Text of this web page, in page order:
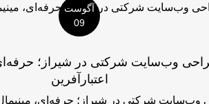
آگوست
09
وب‌سایت شرکتی در شیراز؛
اعتبارآفرین
وب‌سایت شرکتی در شیراز؛ حرفه‌ای، مینیمال